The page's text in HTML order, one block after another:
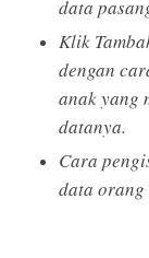
data
Klik
dengan
anak yang
datanya.
Cara
data